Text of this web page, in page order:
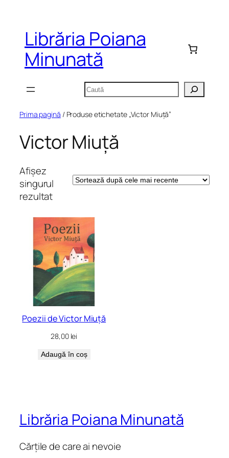
conținutLibrăria Poiana
Minunată
Caută
Prima pagină / Produse etichetate „Victor Miuță”
Victor Miuță
Afișez
singurul
rezultat
Poezii de Victor Miuță
28,00 lei
Adaugă în coș
Librăria Poiana Minunată
Cărțile de care ai nevoie